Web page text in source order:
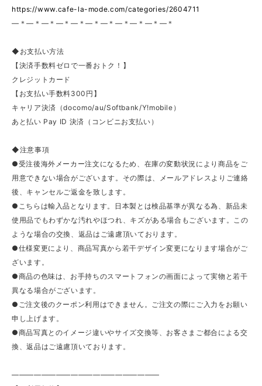
https://www.cafe-la-mode.com/categories/2604711
—＊—＊—＊—＊—＊—＊—＊—＊—＊—＊—＊
◆お支払い方法
【決済手数料ゼロで一番おトク！】
クレジットカード
【お支払い手数料300円】
キャリア決済（docomo/au/Softbank/Y!mobile）
あと払い Pay ID 決済（コンビニお支払い）
◆注意事項
●受注後海外メーカー注文になるため、在庫の変動状況により商品をご
用意できない場合がございます。その際は、メールアドレスよりご連絡
後、キャンセルご返金を致します。
●こちらは輸入品となります。日本製とは検品基準が異なる為、新品未
使用品でもわずかな汚れやほつれ、キズがある場合もございます。この
ような場合の交換、返品はご遠慮頂いております。
●仕様変更により、商品写真から若干デザイン変更になります場合がご
ざいます。
●商品の色味は、お手持ちのスマートフォンの画面によって実物と若干
異なる場合がございます。
●ご注文後のクーポン利用はできません。ご注文の際にご入力をお願い
申し上げます。
●商品写真とのイメージ違いやサイズ交換等、お客さまご都合による交
換、返品はご遠慮頂いております。
————————————————————